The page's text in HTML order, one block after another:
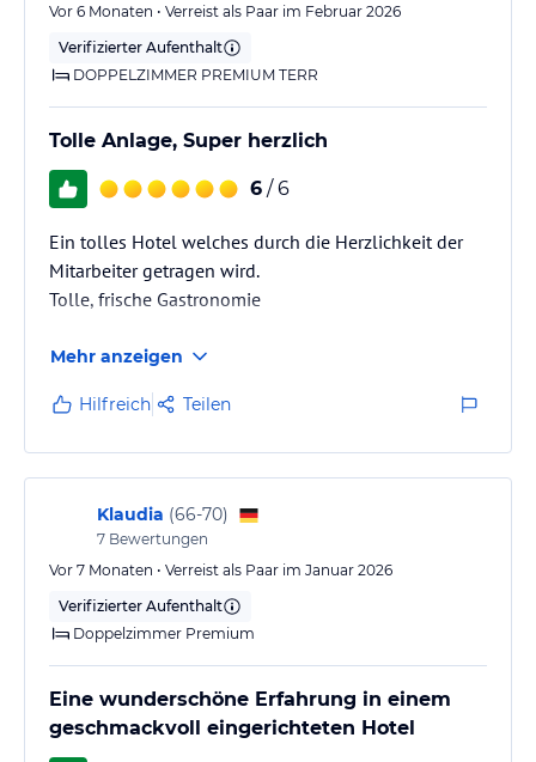
Vor 6 Monaten • Verreist als Paar im Februar 2026
Verifizierter Aufenthalt
DOPPELZIMMER PREMIUM TERR
Tolle Anlage, Super herzlich
6 / 6
Ein tolles Hotel welches durch die Herzlichkeit der
Mitarbeiter getragen wird.
Tolle, frische Gastronomie
Mehr anzeigen
Hilfreich Teilen
Klaudia (66-70)
7 Bewertungen
Vor 7 Monaten • Verreist als Paar im Januar 2026
Verifizierter Aufenthalt
Doppelzimmer Premium
Eine wunderschöne Erfahrung in einem
geschmackvoll eingerichteten Hotel